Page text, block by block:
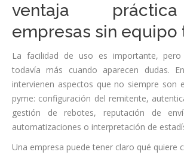
ventaja
empresas sin equipo
La facilidad de uso es importante,
todavía más cuando aparecen dudas.
intervienen aspectos que no siempre son
pyme: configuración del remitente,
gestión de rebotes, reputación de
automatizaciones o interpretación de
Una empresa puede tener claro qué quiere